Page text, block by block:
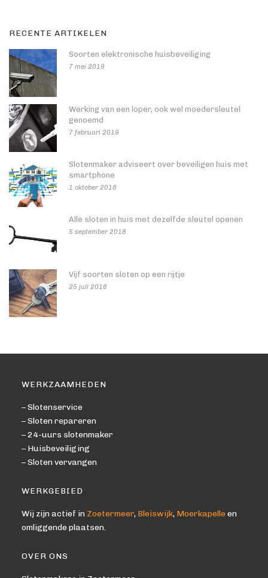
RECENTE ARTIKELEN
Soorten elektronische huisbeveiliging
7 mei 2019
Werking van een loper, ook wel moedersleutel
genoemd
7 februari 2019
Slotenmaker adviseert over beveiligen huis met
smartphone
1 oktober 2018
Alle sloten in huis met dezelfde sleutel openen
5 september 2018
Vijf soorten sloten op een rijtje
25 juli 2018
WERKZAAMHEDEN
– Slotenservice
– Sloten repareren
– 24-uurs slotenmaker
– Huisbeveiliging
– Sloten vervangen
WERKGEBIED
Wij zijn actief in Zoetermeer, Bleiswijk, Moerkapelle en
omliggende plaatsen.
OVER ONS